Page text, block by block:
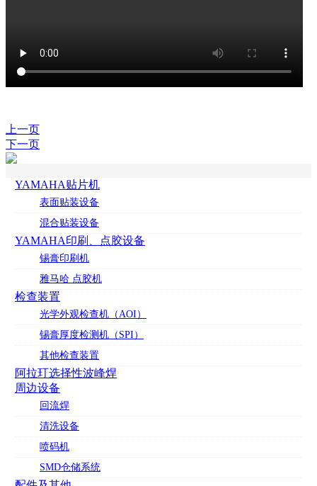
上一页
下一页
YAMAHA贴片机
表面贴装设备
混合贴装设备
YAMAHA印刷、点胶设备
锡膏印刷机
雅马哈 点胶机
检查装置
光学外观检查机（AOI）
锡膏厚度检测机（SPI）
其他检查装置
阿拉玎选择性波峰焊
周边设备
回流焊
清洗设备
喷码机
SMD仓储系统